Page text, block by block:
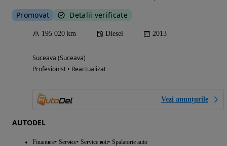
Promovat Detalii verificate
195 020 km Diesel 2013
Suceava (Suceava)
Profesionist • Reactualizat
Vezi anunțurile
AUTODEL
Finantare Service Service roti Spalatorie auto